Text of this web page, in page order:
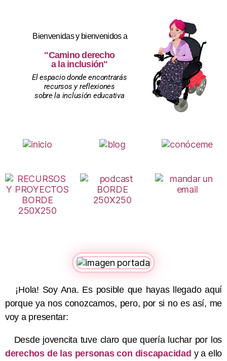
Bienvenidas y bienvenidos a
"Camino derecho
a la inclusión"
El espacio donde encontrarás
recursos y reflexiones
sobre la inclusión educativa
¡Hola! Soy Ana. Es posible que hayas llegado aquí
porque ya nos conozcamos, pero, por si no es así, me
voy a presentar:
Desde jovencita tuve claro que quería luchar por los
derechos de las personas con discapacidad y a ello